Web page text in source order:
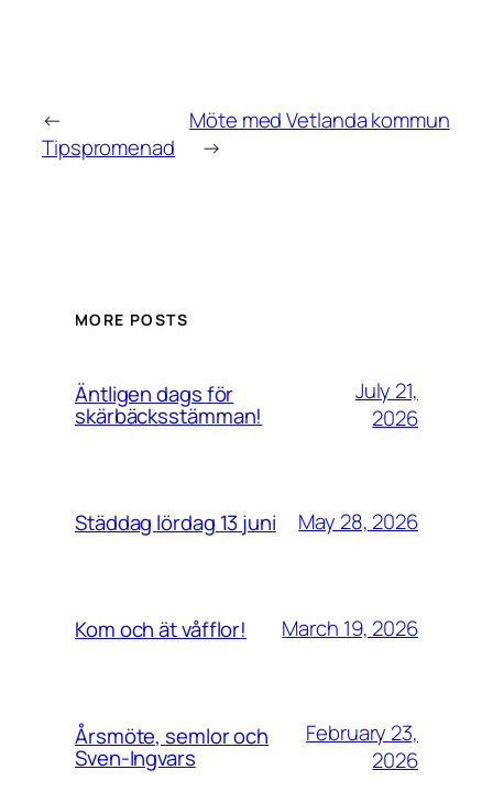
←
Tipspromenad
Möte med Vetlanda kommun
→
MORE POSTS
Äntligen dags för
skärbäcksstämman!
July 21,
2026
Städdag lördag 13 juni May 28, 2026
Kom och ät våfflor! March 19, 2026
Årsmöte, semlor och
Sven-Ingvars
February 23,
2026